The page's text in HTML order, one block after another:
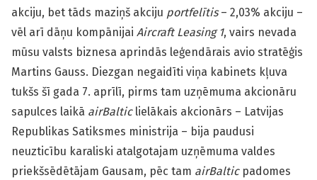
akciju, bet tāds maziņš akciju portfelītis– 2,03% akciju –
vēl arī dāņu kompānijai Aircraft Leasing 1, vairs nevada
mūsu valsts biznesa aprindās leģendārais avio stratēģis
Martins Gauss. Diezgan negaidīti viņa kabinets kļuva
tukšs šī gada 7. aprīlī, pirms tam uzņēmuma akcionāru
sapulces laikā airBalticlielākais akcionārs – Latvijas
Republikas Satiksmes ministrija – bija paudusi
neuzticību karaliski atalgotajam uzņēmuma valdes
priekšsēdētājam Gausam, pēc tam airBalticpadomes